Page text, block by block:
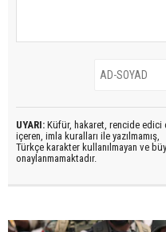
UYARI: Küfür, hakaret, rencide edici
içeren, imla kuralları ile yazılmamış,
Türkçe karakter kullanılmayan ve
onaylanmamaktadır.